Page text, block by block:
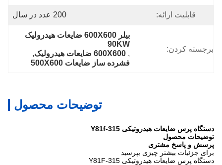
قابلیت ارائه: 200 عدد در سال
برجسته کردن:
بیلر 600X600 ضایعات هیدرولیک
90KW
, 600X600 ضایعات هیدرولیک
,
فشرده ساز ضایعات 500X600
توضیحات محصول
دستگاه پرس ضایعات هیدروتیکی Y81f-315
توضیحات محصول
پرسش و پاسخ مشتری
برای جزئیات بیشتر چیزی بپرسید
دستگاه پرس ضایعات هیدروتیکی Y81F-315